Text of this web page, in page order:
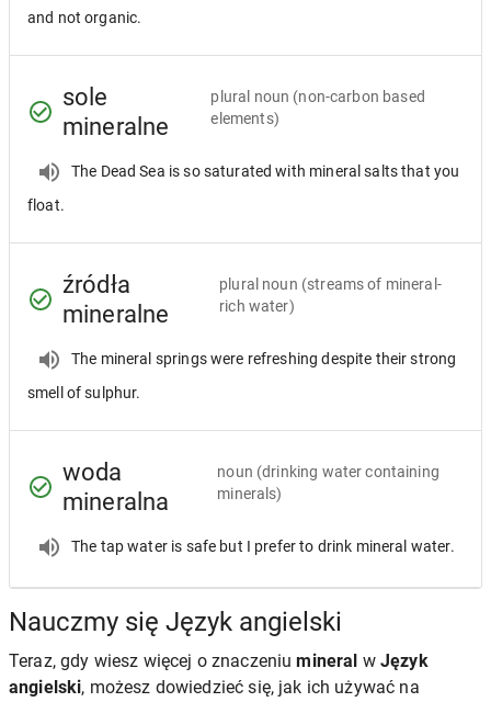
and not organic.
sole
mineralne
plural noun (non-carbon based
elements)
The Dead Sea is so saturated with mineral salts that you
float.
źródła
mineralne
plural noun (streams of mineral-
rich water)
The mineral springs were refreshing despite their strong
smell of sulphur.
woda
mineralna
noun (drinking water containing
minerals)
The tap water is safe but I prefer to drink mineral water.
Nauczmy się Język angielski
Teraz, gdy wiesz więcej o znaczeniumineral w Język
angielski, możesz dowiedzieć się, jak ich używać na